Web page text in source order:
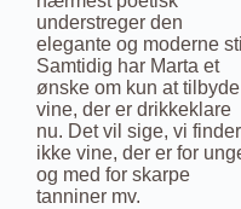
understreger den
elegante og moderne
Samtidig har Marta et
ønske om kun at tilbyde
vine, der er drikkeklare
nu. Det vil sige, vi finder
ikke vine, der er for
og med for skarpe
tanniner mv.